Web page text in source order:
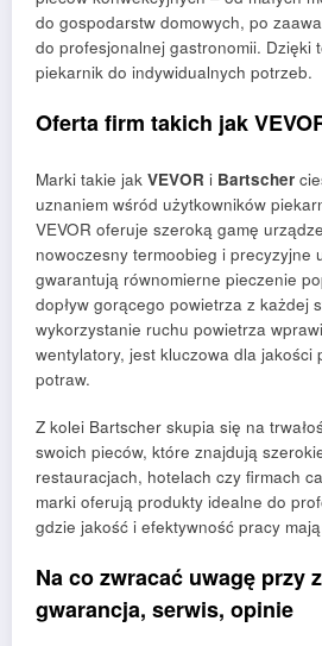
do gospodarstw domowych, po
do profesjonalnej gastronomii. Dzięki
piekarnik do indywidualnych potrzeb.
Oferta firm takich jak
Marki takie jak VEVOR i Bartscher
uznaniem wśród użytkowników
VEVOR oferuje szeroką gamę
nowoczesny termoobieg i precyzyjne
gwarantują równomierne pieczenie
dopływ gorącego powietrza z każdej
wykorzystanie ruchu powietrza
wentylatory, jest kluczowa dla jakości
potraw.
Z kolei Bartscher skupia się na
swoich pieców, które znajdują
restauracjach, hotelach czy firmach
marki oferują produkty idealne do
gdzie jakość i efektywność pracy
Na co zwracać uwagę przy
gwarancja, serwis, opinie